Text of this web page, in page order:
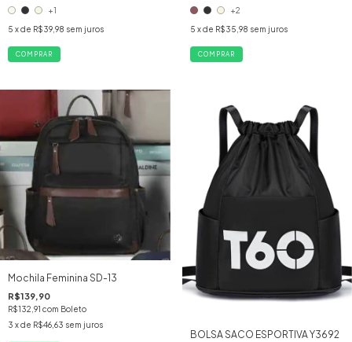
+1
5 x de R$39,98 sem juros
COMPRAR
+2
5 x de R$35,98 sem juros
COMPRAR
Mochila Feminina SD-13
R$139,90
R$132,91 com Boleto
3 x de R$46,63 sem juros
BOLSA SACO ESPORTIVA Y3692